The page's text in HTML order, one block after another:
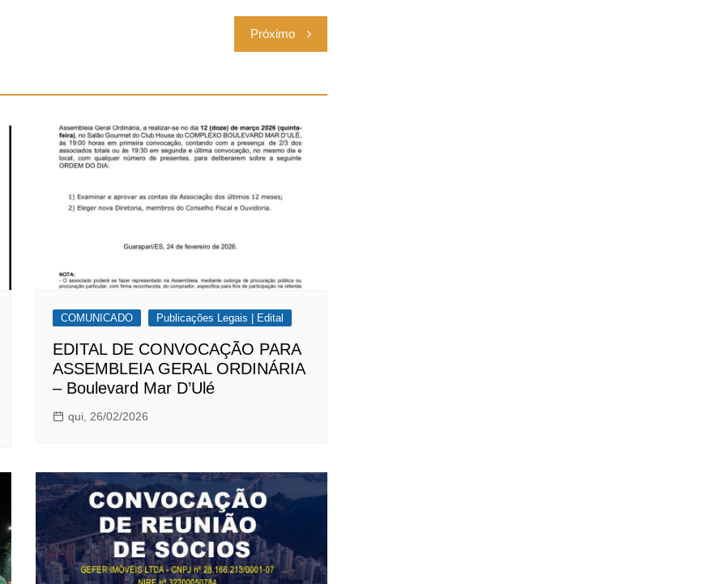
Próximo
COMUNICADO Publicações Legais | Edital
EDITAL DE CONVOCAÇÃO PARA
ASSEMBLEIA GERAL ORDINÁRIA
– Boulevard Mar D’Ulé
qui, 26/02/2026